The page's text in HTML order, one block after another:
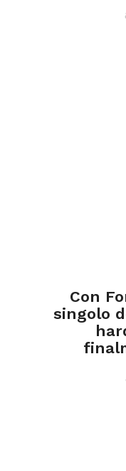
Con
singolo